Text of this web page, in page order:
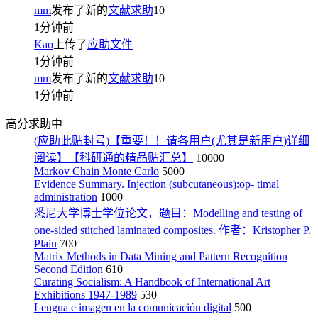
mm发布了新的文献求助10
1分钟前
Kao 上传了应助文件
1分钟前
mm发布了新的文献求助10
1分钟前
高分求助中
(应助此贴封号)【重要！！请各用户(尤其是新用户)详细
阅读】【科研通的精品贴汇总】
10000
Markov Chain Monte Carlo 5000
Evidence Summary. Injection (subcutaneous):op- timal
administration 1000
悉尼大学博士学位论文，题目：Modelling and testing of
one-sided stitched laminated composites. 作者：Kristopher P.
Plain 700
Matrix Methods in Data Mining and Pattern Recognition
Second Edition 610
Curating Socialism: A Handbook of International Art
Exhibitions 1947-1989 530
Lengua e imagen en la comunicación digital 500